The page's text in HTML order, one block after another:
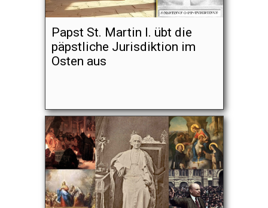
Papst St. Martin I. übt die
päpstliche Jurisdiktion im
Osten aus